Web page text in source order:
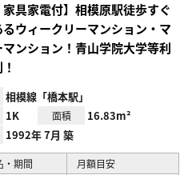
家具家電付】相模原駅徒歩すぐ
ウィークリーマンション・マ
マンション！青山学院大学等利
相模線「橋本駅」
1K 面積 16.83m²
1992年 7月 築
・期間 月額目安